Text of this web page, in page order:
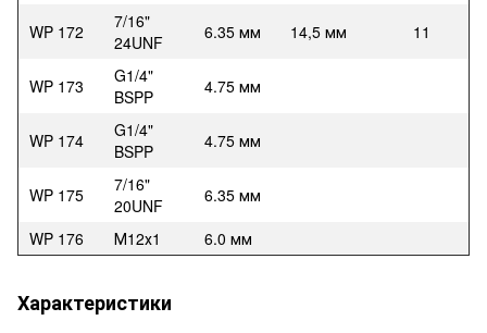
WP 172
7/16"
24UNF
6.35 мм 14,5 мм 11
WP 173
G1/4"
BSPP
4.75 мм
WP 174
G1/4"
BSPP
4.75 мм
WP 175
7/16"
20UNF
6.35 мм
WP 176
М12х1 6.0 мм
Характеристики